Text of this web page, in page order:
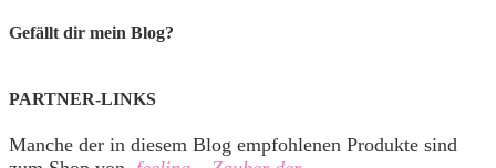
Gefällt dir mein Blog?
PARTNER-LINKS
Manche der in diesem Blog empfohlenen Produkte sind